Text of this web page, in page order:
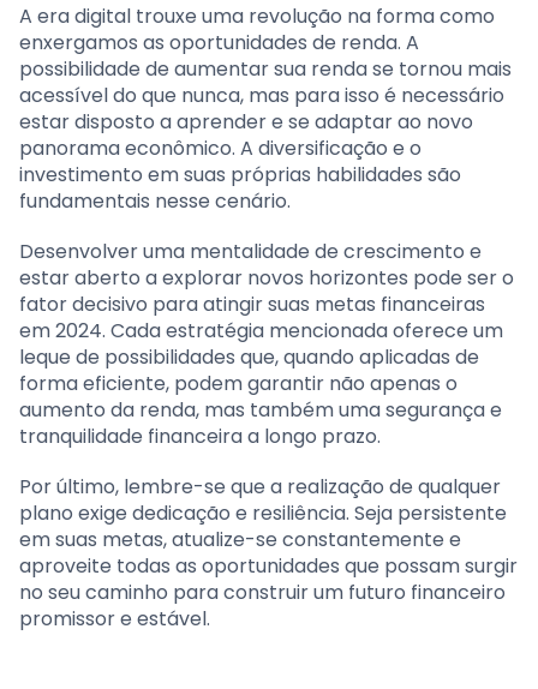
A era digital trouxe uma revolução na forma como
enxergamos as oportunidades de renda. A
possibilidade de aumentar sua renda se tornou mais
acessível do que nunca, mas para isso é necessário
estar disposto a aprender e se adaptar ao novo
panorama econômico. A diversificação e o
investimento em suas próprias habilidades são
fundamentais nesse cenário.
Desenvolver uma mentalidade de crescimento e
estar aberto a explorar novos horizontes pode ser o
fator decisivo para atingir suas metas financeiras
em 2024. Cada estratégia mencionada oferece um
leque de possibilidades que, quando aplicadas de
forma eficiente, podem garantir não apenas o
aumento da renda, mas também uma segurança e
tranquilidade financeira a longo prazo.
Por último, lembre-se que a realização de qualquer
plano exige dedicação e resiliência. Seja persistente
em suas metas, atualize-se constantemente e
aproveite todas as oportunidades que possam surgir
no seu caminho para construir um futuro financeiro
promissor e estável.